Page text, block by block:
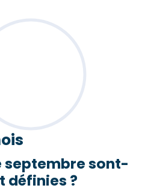
septembre sont-
définies ?